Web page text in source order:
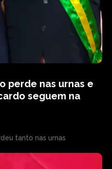
perde nas urnas e
seguem na
tanto nas urnas